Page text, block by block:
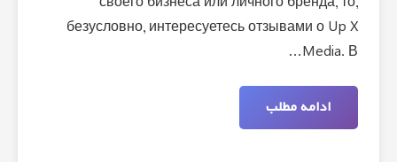
безусловно, интересуетесь отзывами о Up X
Media. В…
ادامه مطلب